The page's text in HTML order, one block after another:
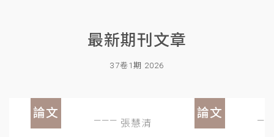
最新期刊文章
37卷1期 2026
論文
張慧清
論文